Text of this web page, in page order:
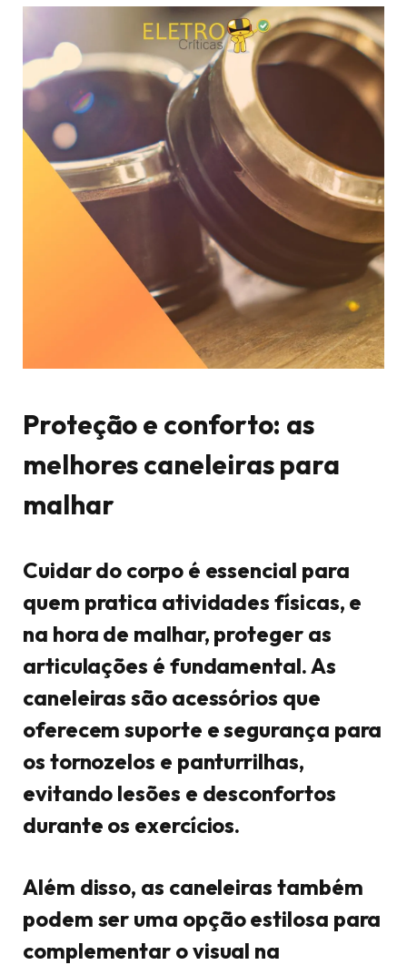
Proteção e conforto: as
melhores caneleiras para
malhar
Cuidar do corpo é essencial para
quem pratica atividades físicas, e
na hora de malhar, proteger as
articulações é fundamental. As
caneleiras são acessórios que
oferecem suporte e segurança para
os tornozelos e panturrilhas,
evitando lesões e desconfortos
durante os exercícios.
Além disso, as caneleiras também
podem ser uma opção estilosa para
complementar o visual na